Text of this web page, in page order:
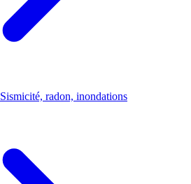
Sismicité, radon, inondations